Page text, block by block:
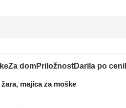
Za domPriložnostDarila po ceni
majica za moške